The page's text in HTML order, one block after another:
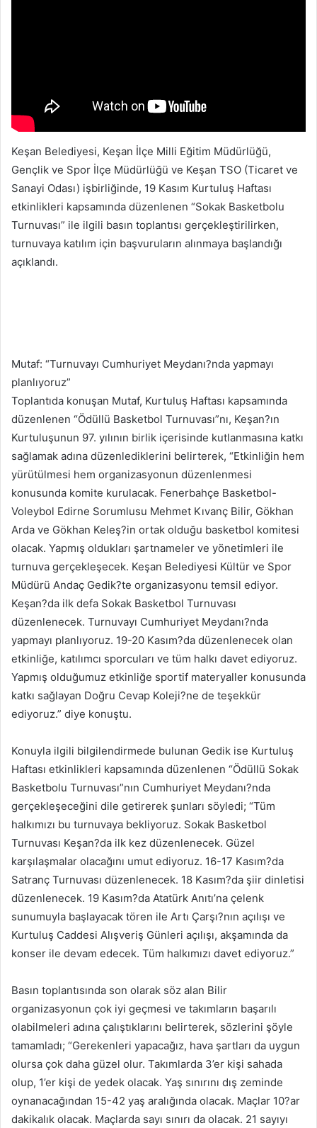
Keşan Belediyesi, Keşan İlçe Milli Eğitim Müdürlüğü,
Gençlik ve Spor İlçe Müdürlüğü ve Keşan TSO (Ticaret ve
Sanayi Odası) işbirliğinde, 19 Kasım Kurtuluş Haftası
etkinlikleri kapsamında düzenlenen “Sokak Basketbolu
Turnuvası” ile ilgili basın toplantısı gerçekleştirilirken,
turnuvaya katılım için başvuruların alınmaya başlandığı
açıklandı.
Mutaf: “Turnuvayı Cumhuriyet Meydanı?nda yapmayı
planlıyoruz”
Toplantıda konuşan Mutaf, Kurtuluş Haftası kapsamında
düzenlenen “Ödüllü Basketbol Turnuvası”nı, Keşan?ın
Kurtuluşunun 97. yılının birlik içerisinde kutlanmasına katkı
sağlamak adına düzenlediklerini belirterek, “Etkinliğin hem
yürütülmesi hem organizasyonun düzenlenmesi
konusunda komite kurulacak. Fenerbahçe Basketbol-
Voleybol Edirne Sorumlusu Mehmet Kıvanç Bilir, Gökhan
Arda ve Gökhan Keleş?in ortak olduğu basketbol komitesi
olacak. Yapmış oldukları şartnameler ve yönetimleri ile
turnuva gerçekleşecek. Keşan Belediyesi Kültür ve Spor
Müdürü Andaç Gedik?te organizasyonu temsil ediyor.
Keşan?da ilk defa Sokak Basketbol Turnuvası
düzenlenecek. Turnuvayı Cumhuriyet Meydanı?nda
yapmayı planlıyoruz. 19-20 Kasım?da düzenlenecek olan
etkinliğe, katılımcı sporcuları ve tüm halkı davet ediyoruz.
Yapmış olduğumuz etkinliğe sportif materyaller konusunda
katkı sağlayan Doğru Cevap Koleji?ne de teşekkür
ediyoruz.” diye konuştu.
Konuyla ilgili bilgilendirmede bulunan Gedik ise Kurtuluş
Haftası etkinlikleri kapsamında düzenlenen “Ödüllü Sokak
Basketbolu Turnuvası”nın Cumhuriyet Meydanı?nda
gerçekleşeceğini dile getirerek şunları söyledi; “Tüm
halkımızı bu turnuvaya bekliyoruz. Sokak Basketbol
Turnuvası Keşan?da ilk kez düzenlenecek. Güzel
karşılaşmalar olacağını umut ediyoruz. 16-17 Kasım?da
Satranç Turnuvası düzenlenecek. 18 Kasım?da şiir dinletisi
düzenlenecek. 19 Kasım?da Atatürk Anıtı’na çelenk
sunumuyla başlayacak tören ile Artı Çarşı?nın açılışı ve
Kurtuluş Caddesi Alışveriş Günleri açılışı, akşamında da
konser ile devam edecek. Tüm halkımızı davet ediyoruz.”
Basın toplantısında son olarak söz alan Bilir
organizasyonun çok iyi geçmesi ve takımların başarılı
olabilmeleri adına çalıştıklarını belirterek, sözlerini şöyle
tamamladı; “Gerekenleri yapacağız, hava şartları da uygun
olursa çok daha güzel olur. Takımlarda 3’er kişi sahada
olup, 1’er kişi de yedek olacak. Yaş sınırını dış zeminde
oynanacağından 15-42 yaş aralığında olacak. Maçlar 10?ar
dakikalık olacak. Maçlarda sayı sınırı da olacak. 21 sayıyı